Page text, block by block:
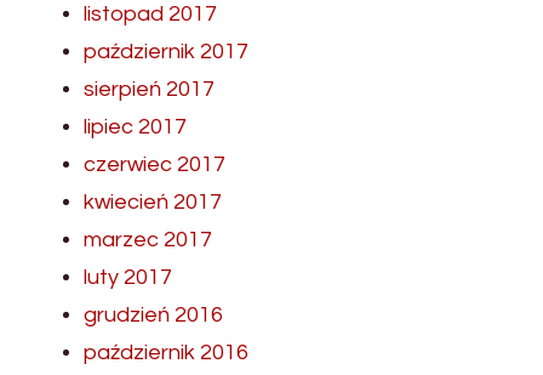
listopad 2017
październik 2017
sierpień 2017
lipiec 2017
czerwiec 2017
kwiecień 2017
marzec 2017
luty 2017
grudzień 2016
październik 2016